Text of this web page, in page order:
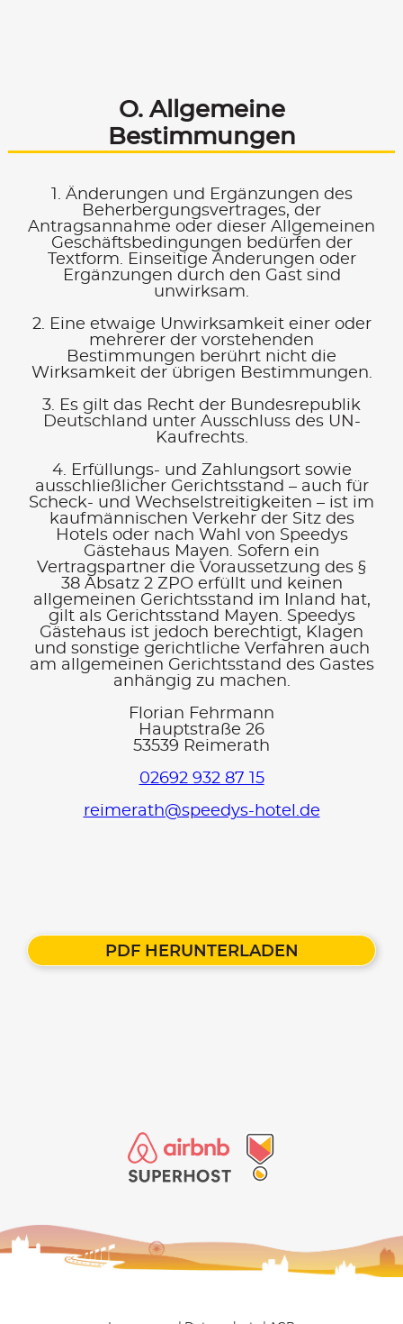
O. Allgemeine
Bestimmungen
1. Änderungen und Ergänzungen des
Beherbergungsvertrages, der
Antragsannahme oder dieser Allgemeinen
Geschäftsbedingungen bedürfen der
Textform. Einseitige Änderungen oder
Ergänzungen durch den Gast sind
unwirksam.
2. Eine etwaige Unwirksamkeit einer oder
mehrerer der vorstehenden
Bestimmungen berührt nicht die
Wirksamkeit der übrigen Bestimmungen.
3. Es gilt das Recht der Bundesrepublik
Deutschland unter Ausschluss des UN-
Kaufrechts.
4. Erfüllungs- und Zahlungsort sowie
ausschließlicher Gerichtsstand – auch für
Scheck- und Wechselstreitigkeiten – ist im
kaufmännischen Verkehr der Sitz des
Hotels oder nach Wahl von Speedys
Gästehaus Mayen. Sofern ein
Vertragspartner die Voraussetzung des §
38 Absatz 2 ZPO erfüllt und keinen
allgemeinen Gerichtsstand im Inland hat,
gilt als Gerichtsstand Mayen. Speedys
Gästehaus ist jedoch berechtigt, Klagen
und sonstige gerichtliche Verfahren auch
am allgemeinen Gerichtsstand des Gastes
anhängig zu machen.
Florian Fehrmann
Hauptstraße 26
53539 Reimerath
02692 932 87 15
reimerath@speedys-hotel.de
PDF HERUNTERLADEN